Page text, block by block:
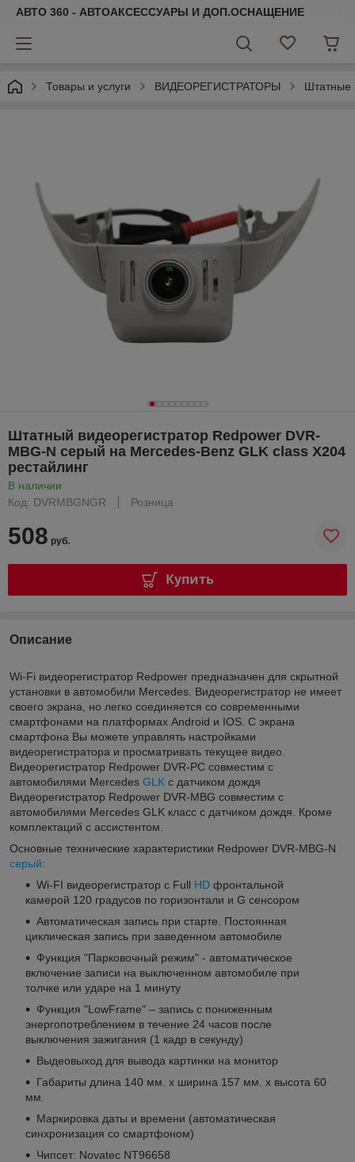
АВТО 360 - АВТОАКСЕССУАРЫ И ДОП.ОСНАЩЕНИЕ
Товары и услуги ВИДЕОРЕГИСТРАТОРЫ Штатные
Штатный видеорегистратор Redpower DVR-
MBG-N серый на Mercedes-Benz GLK class X204
рестайлинг
В наличии
Код: DVRMBGNGR
Розница
508 руб.
Купить
Описание
Wi-Fi видеорегистратор Redpower предназначен для скрытной
установки в автомобили Mercedes. Видеорегистратор не имеет
своего экрана, но легко соединяется со современными
смартфонами на платформах Android и IOS. C экрана
смартфона Вы можете управлять настройками
видеорегистратора и просматривать текущее видео.
Видеорегистратор Redpower DVR-PC совместим с
автомобилями Mercedes GLK с датчиком дождя
Видеорегистратор Redpower DVR-MBG совместим с
автомобилями Mercedes GLK класс с датчиком дождя. Кроме
комплектаций с ассистентом.
Основные технические характеристики Redpower DVR-MBG-N
серый:
Wi-FI видеорегистратор с Full HD фронтальной
камерой 120 градусов по горизонтали и G сенсором
​Автоматическая запись при старте. Постоянная
циклическая запись при заведенном автомобиле
Функция "Парковочный режим" - автоматическое
включение записи на выключенном автомобиле при
толчке или ударе на 1 минуту
Функция "LowFrame" – запись с пониженным
энергопотреблением в течение 24 часов после
выключения зажигания (1 кадр в секунду)
Выдеовыход для вывода картинки на монитор
Габариты длина 140 мм. x ширина 157 мм. x высота 60
мм.
Маркировка даты и времени (автоматическая
синхронизация со смартфоном)
Чипсет: Novatec NT96658